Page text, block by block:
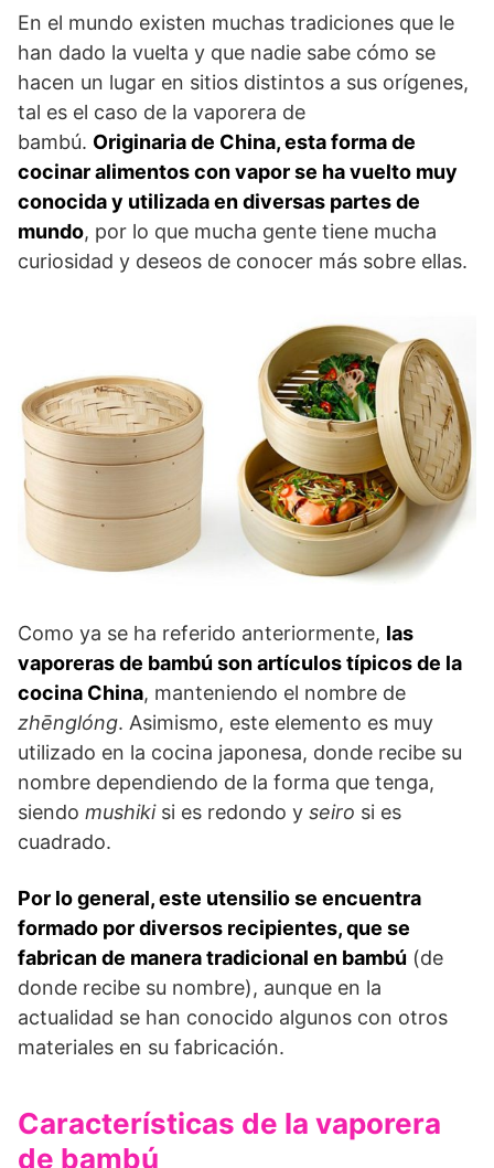
En el mundo existen muchas tradiciones que le
han dado la vuelta y que nadie sabe cómo se
hacen un lugar en sitios distintos a sus orígenes,
tal es el caso de la vaporera de
bambú. Originaria de China, esta forma de
cocinar alimentos con vapor se ha vuelto muy
conocida y utilizada en diversas partes de
mundo, por lo que mucha gente tiene mucha
curiosidad y deseos de conocer más sobre ellas.
Como ya se ha referido anteriormente, las
vaporeras de bambú son artículos típicos de la
cocina China, manteniendo el nombre de
zhēnglóng. Asimismo, este elemento es muy
utilizado en la cocina japonesa, donde recibe su
nombre dependiendo de la forma que tenga,
siendo mushikisi es redondo y seiro si es
cuadrado.
Por lo general, este utensilio se encuentra
formado por diversos recipientes, que se
fabrican de manera tradicional en bambú (de
donde recibe su nombre), aunque en la
actualidad se han conocido algunos con otros
materiales en su fabricación.
Características de la vaporera
de bambú